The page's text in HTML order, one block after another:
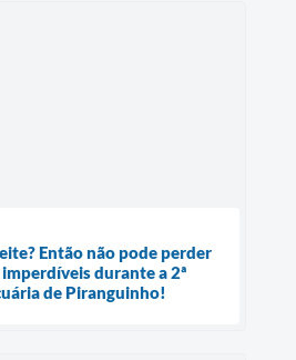
Então não pode perder
durante a 2ª
de Piranguinho!